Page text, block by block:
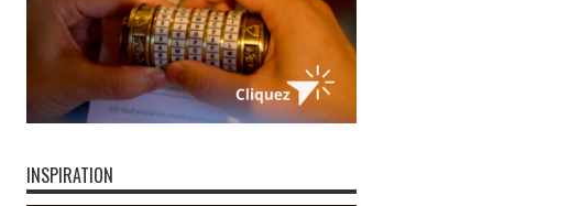
INSPIRATION